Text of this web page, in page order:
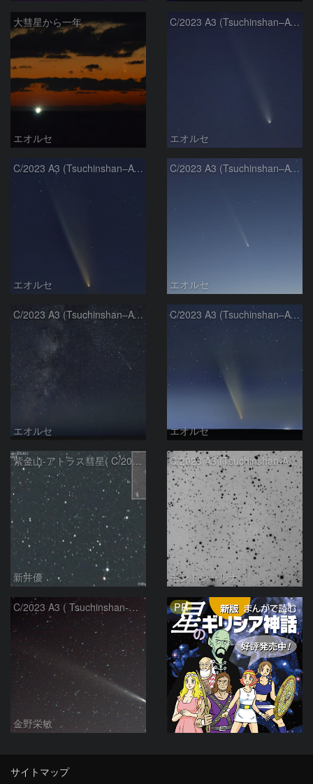
大彗星から一年
エオルセ
C/2023 A3 (Tsuchinshan–ATLAS)
エオルセ
C/2023 A3 (Tsuchinshan–ATLAS)
エオルセ
C/2023 A3 (Tsuchinshan–ATLAS)
エオルセ
C/2023 A3 (Tsuchinshan–ATLAS)と天の川
エオルセ
C/2023 A3 (Tsuchinshan–ATLAS)
エオルセ
紫金山-アトラス彗星( C/2023A3 )：2025/09/16
新井優
C/2023 A3 (Tsuchinshan-ATLAS)
モンドシャルナ
C/2023 A3 ( Tsuchinshan-ATLAS )
金野栄敏
PR
サイトマップ